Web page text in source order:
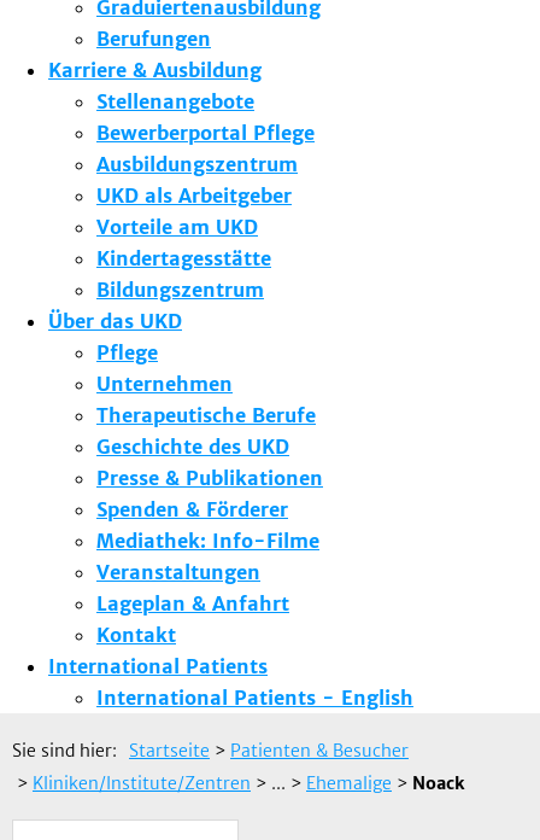
Graduiertenausbildung
Berufungen
Karriere & Ausbildung
Stellenangebote
Bewerberportal Pflege
Ausbildungszentrum
UKD als Arbeitgeber
Vorteile am UKD
Kindertagesstätte
Bildungszentrum
Über das UKD
Pflege
Unternehmen
Therapeutische Berufe
Geschichte des UKD
Presse & Publikationen
Spenden & Förderer
Mediathek: Info-Filme
Veranstaltungen
Lageplan & Anfahrt
Kontakt
International Patients
International Patients - English
Sie sind hier: Startseite > Patienten & Besucher
> Kliniken/Institute/Zentren > ... > Ehemalige > Noack